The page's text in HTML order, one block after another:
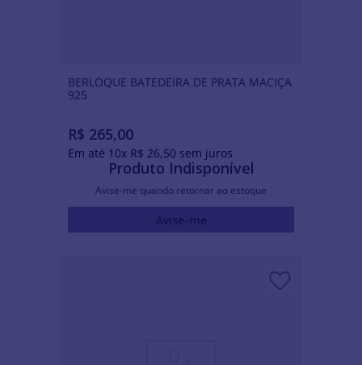
BERLOQUE BATEDEIRA DE PRATA MACIÇA
925
R$ 265,00
Em até 10x R$ 26,50 sem juros
Produto Indisponível
Avise-me quando retornar ao estoque
Avise-me